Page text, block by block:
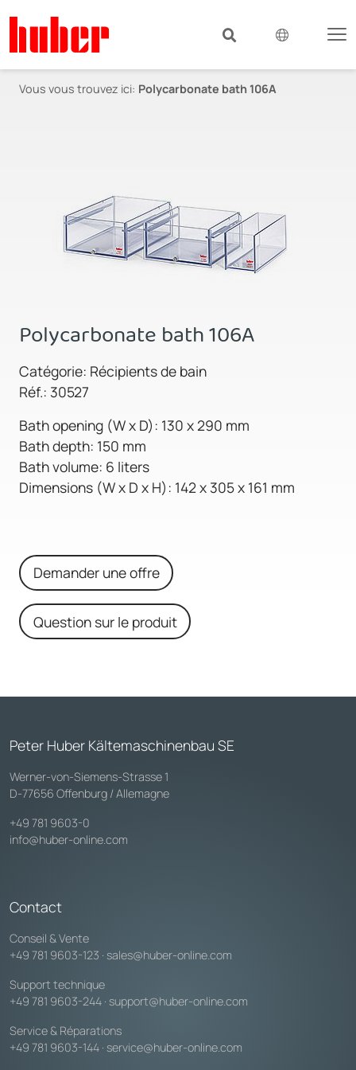
Vous vous trouvez ici: Polycarbonate bath 106A
Polycarbonate bath 106A
Catégorie: Récipients de bain
Réf.: 30527
Bath opening (W x D): 130 x 290 mm
Bath depth: 150 mm
Bath volume: 6 liters
Dimensions (W x D x H): 142 x 305 x 161 mm
Demander une offre
Question sur le produit
Peter Huber Kältemaschinenbau SE
Werner-von-Siemens-Strasse 1
D-77656 Offenburg / Allemagne
+49 781 9603-0
info@huber-online.com
Contact
Conseil & Vente
+49 781 9603-123 · sales@huber-online.com
Support technique
+49 781 9603-244 · support@huber-online.com
Service & Réparations
+49 781 9603-144 · service@huber-online.com